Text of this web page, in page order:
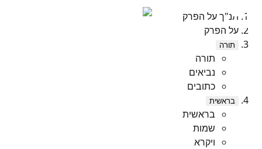
תנ"ך על הפרק
על הפרק
תורה
תורה
נביאים
כתובים
בראשית
בראשית
שמות
ויקרא